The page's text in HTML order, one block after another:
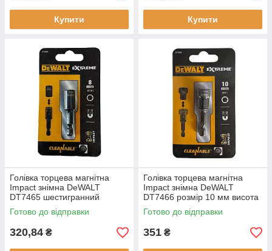
Купити Купити
Голівка торцева магнітна
Impact знімна DeWALT
DT7465 шестигранний
хвостовик 1/4 дюйма висота
75 мм 8 мм
Готово до відправки
320,84 ₴
Голівка торцева магнітна
Impact знімна DeWALT
DT7466 розмір 10 мм висота
75 мм для дрилів і
шуруповертов
Готово до відправки
351 ₴